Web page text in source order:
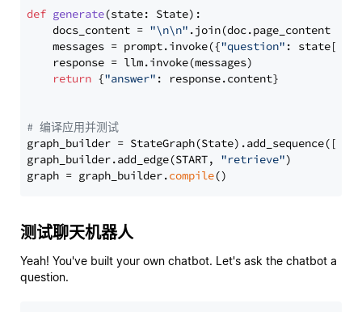
def generate(state: State):
    docs_content =
"\n\n" .join(doc.page_content
    messages = prompt.invoke({
"question" : state[
    response = llm.invoke(messages)
return {"answer" : response.content}
# 编译应用并测试
graph_builder =
graph_builder.add_edge(START, "retrieve")
graph = graph_builder.compile
测试聊天机器人
Yeah! You've built your own chatbot. Let's ask the chatbot a
question.